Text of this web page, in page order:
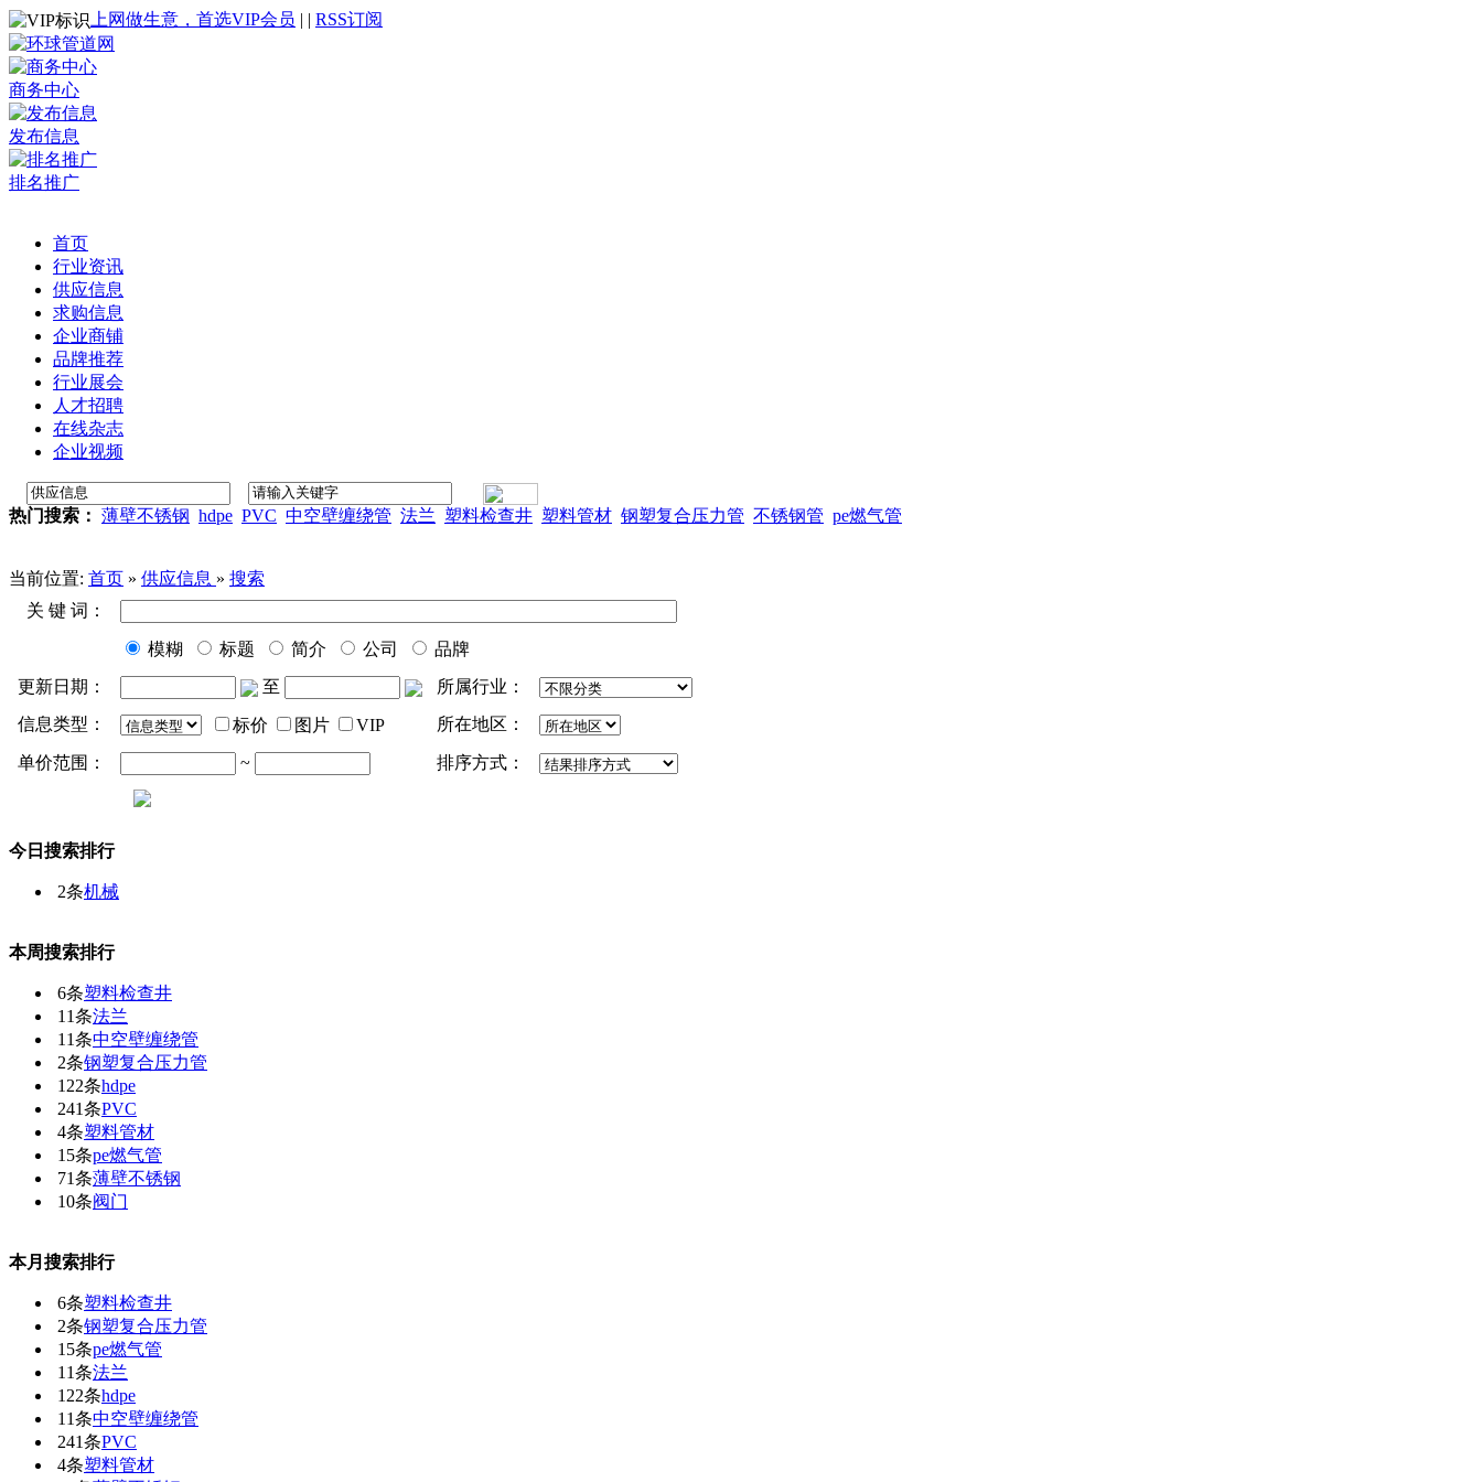
上网做生意，首选VIP会员 | | RSS订阅
商务中心
发布信息
排名推广
首页
行业资讯
供应信息
求购信息
企业商铺
品牌推荐
行业展会
人才招聘
在线杂志
企业视频
热门搜索： 薄壁不锈钢 hdpe PVC 中空壁缠绕管 法兰 塑料检查井 塑料管材 钢塑复合压力管 不锈钢管 pe燃气管
当前位置: 首页 » 供应信息 » 搜索
关 键 词：
模糊 标题 简介 公司
品牌
更新日期：
至
所属行业：
信息类型：
标价 图片 VIP 所在地区：
单价范围： ~ 排序方式：
今日搜索排行
2条机械
本周搜索排行
6条塑料检查井
11条法兰
11条中空壁缠绕管
2条钢塑复合压力管
122条hdpe
241条PVC
4条塑料管材
15条pe燃气管
71条薄壁不锈钢
10条阀门
本月搜索排行
6条塑料检查井
2条钢塑复合压力管
15条pe燃气管
11条法兰
122条hdpe
11条中空壁缠绕管
241条PVC
4条塑料管材